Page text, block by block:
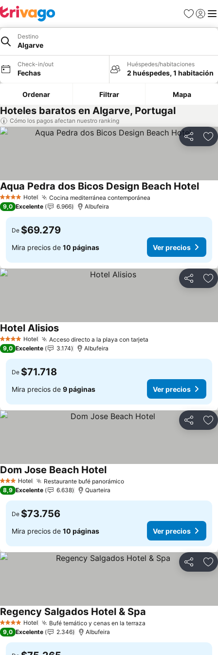
Favoritos
Iniciar
Destino
Algarve
Check-in/out
Fechas
Huéspedes/habitaciones
2 huéspedes, 1 habitación
Ordenar Filtrar Mapa
Hoteles baratos en Algarve, Portugal
Cómo los pagos afectan nuestro ranking
Compartir
4 EstrellasHotel Cocina mediterránea contemporánea
Aqua Pedra dos Bicos Design Beach Hotel
9,0 Excelente 6.966 Albufeira
De $69.279
Mira precios de 10 páginas Ver precios
Compartir
4 EstrellasHotel Acceso directo a la playa con tarjeta
Hotel Alisios
9,0 Excelente 3.174 Albufeira
De $71.718
Mira precios de 9 páginas Ver precios
Compartir
3 Estrellas
Hotel Restaurante bufé panorámico
Dom Jose Beach Hotel
8,9 Excelente 6.638 Quarteira
De $73.756
Mira precios de 10 páginas Ver precios
Compartir
4 EstrellasHotel Bufé temático y cenas en la terraza
Regency Salgados Hotel & Spa
9,0 Excelente 2.346 Albufeira